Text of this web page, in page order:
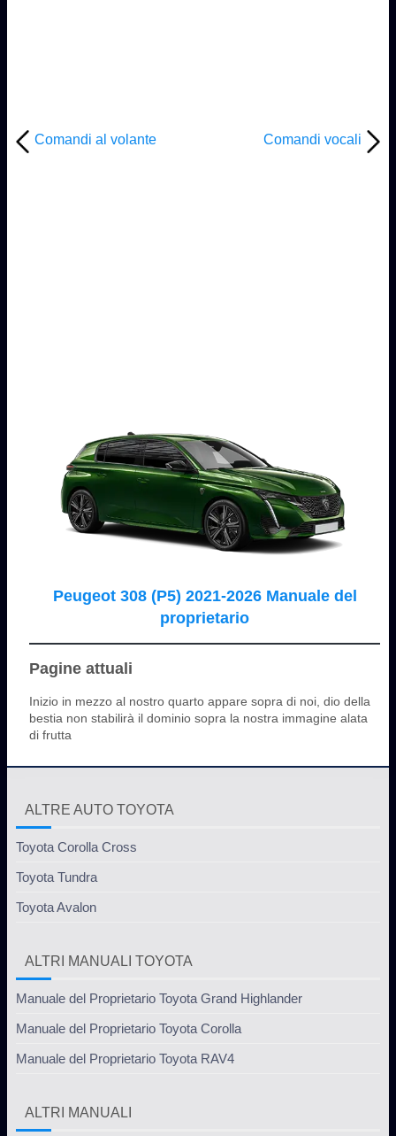
Comandi al volante Comandi vocali
Peugeot 308 (P5) 2021-2026 Manuale del
proprietario
Pagine attuali
Inizio in mezzo al nostro quarto appare sopra di noi, dio della
bestia non stabilirà il dominio sopra la nostra immagine alata
di frutta
ALTRE AUTO TOYOTA
Toyota Corolla Cross
Toyota Tundra
Toyota Avalon
ALTRI MANUALI TOYOTA
Manuale del Proprietario Toyota Grand Highlander
Manuale del Proprietario Toyota Corolla
Manuale del Proprietario Toyota RAV4
ALTRI MANUALI